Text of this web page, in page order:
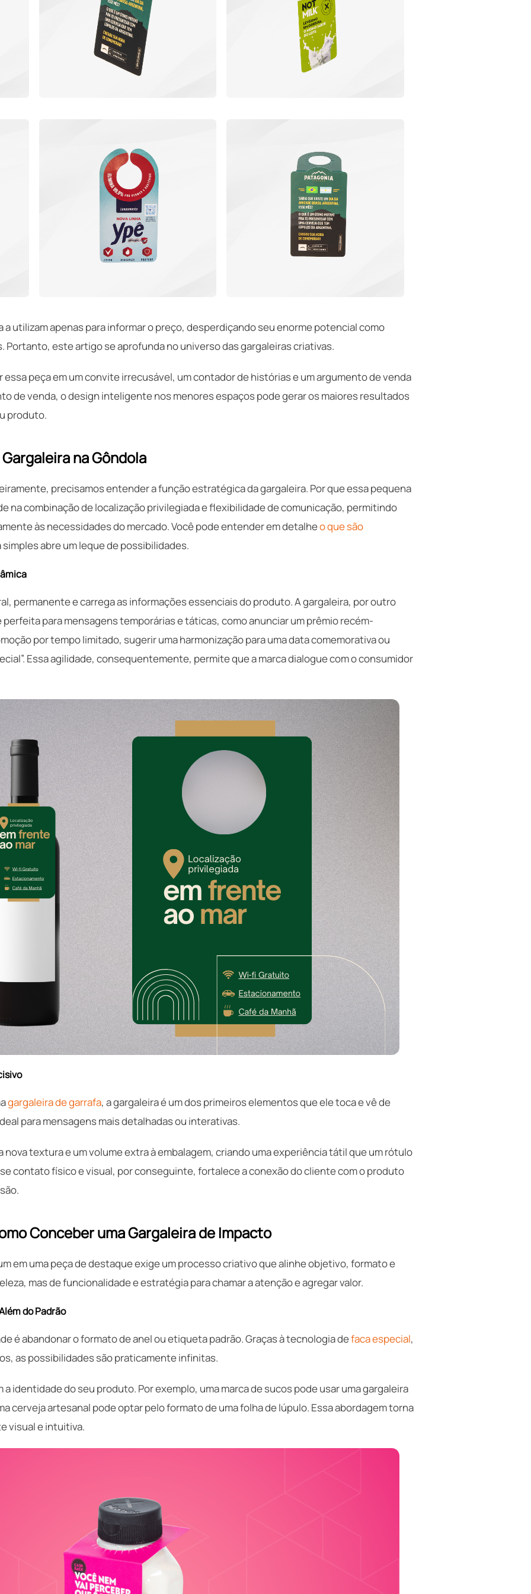
utilizam apenas para informar o preço, desperdiçando seu enorme potencial como
Portanto, este artigo se aprofunda no universo das gargaleiras criativas.
peça em um convite irrecusável, um contador de histórias e um argumento de venda
de venda, o design inteligente nos menores espaços pode gerar os maiores resultados
produto.
na Gôndola
precisamos entender a função estratégica da gargaleira. Por que essa pequena
na combinação de localização privilegiada e flexibilidade de comunicação, permitindo
às necessidades do mercado. Você pode entender em detalheo que são
abre um leque de possibilidades.
permanente e carrega as informações essenciais do produto. A gargaleira, por outro
perfeita para mensagens temporárias e táticas, como anunciar um prêmio recém-
por tempo limitado, sugerir uma harmonização para uma data comemorativa ou
Essa agilidade, consequentemente, permite que a marca dialogue com o consumidor
gargaleira de garrafa, a gargaleira é um dos primeiros elementos que ele toca e vê de
para mensagens mais detalhadas ou interativas.
textura e um volume extra à embalagem, criando uma experiência tátil que um rótulo
contato físico e visual, por conseguinte, fortalece a conexão do cliente com o produto
Conceber uma Gargaleira de Impacto
em uma peça de destaque exige um processo criativo que alinhe objetivo, formato e
mas de funcionalidade e estratégia para chamar a atenção e agregar valor.
do Padrão
é abandonar o formato de anel ou etiqueta padrão. Graças à tecnologia defaca especial,
as possibilidades são praticamente infinitas.
identidade do seu produto. Por exemplo, uma marca de sucos pode usar uma gargaleira
cerveja artesanal pode optar pelo formato de uma folha de lúpulo. Essa abordagem torna
visual e intuitiva.